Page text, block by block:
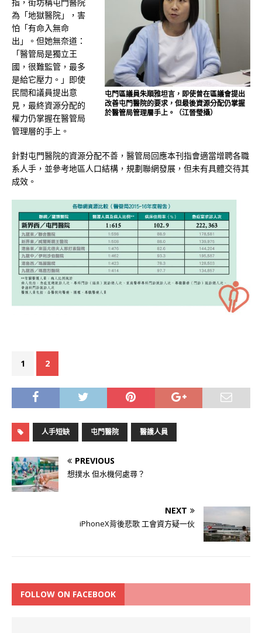
屯門區議員朱順雅坦言，即使曾在區議會提出
改善屯門醫院的要求，但最後資源分配仍掌握
於醫管局管理層手上。（江晉瑩攝）
指，街坊稱屯門醫院
為「地獄醫院」，害
怕「有命入無命
出」。但她無奈道：
「醫管局是獨立王
國，很難監管，最多
是給它壓力。」即使
民間和議員提出意
見，最終資源分配的
權力仍掌握在醫管局
管理層的手上。
針對屯門醫院的資源分配不善，醫管局回應本刊指會適當增聘各職
系人手，並參考地區人口結構，規劃聯網發展，但未有具體交待其
成效。
1 2
人手短缺 屯門醫院 醫護人員
PREVIOUS
想撲水 但水機何處尋？
NEXT
iPhoneX背後悲歌 工會資方疑一伙
FOLLOW ON FACEBOOK